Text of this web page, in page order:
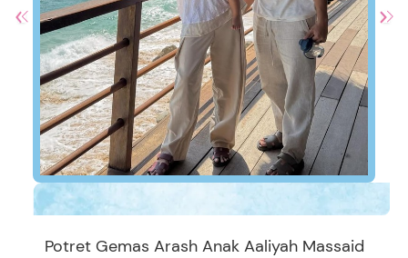
Potret Gemas Arash Anak Aaliyah Massaid